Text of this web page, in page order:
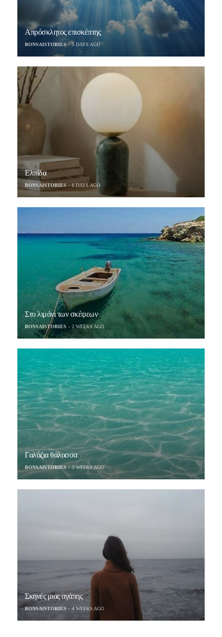
Απρόσκλητος επισκέπτης
BONSAISTORIES 5 DAYS AGO
Ελπίδα
BONSAISTORIES 6 DAYS AGO
Στο λιμάνι των σκέψεων
BONSAISTORIES 2 WEEKS AGO
Γαλάζια θάλασσα
BONSAISTORIES 3 WEEKS AGO
Σκηνές μιας αγάπης
BONSAISTORIES 4 WEEKS AGO